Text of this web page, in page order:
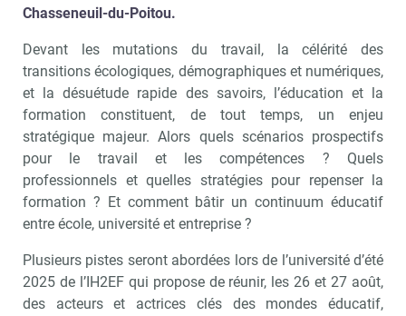
Chasseneuil-du-Poitou.
Devant les mutations du travail, la célérité des
transitions écologiques, démographiques et numériques,
et la désuétude rapide des savoirs, l’éducation et la
formation constituent, de tout temps, un enjeu
stratégique majeur. Alors quels scénarios prospectifs
pour le travail et les compétences ? Quels
professionnels et quelles stratégies pour repenser la
formation ? Et comment bâtir un continuum éducatif
entre école, université et entreprise ?
Plusieurs pistes seront abordées lors de l’université d’été
2025 de l’IH2EF qui propose de réunir, les 26 et 27 août,
des acteurs et actrices clés des mondes éducatif,